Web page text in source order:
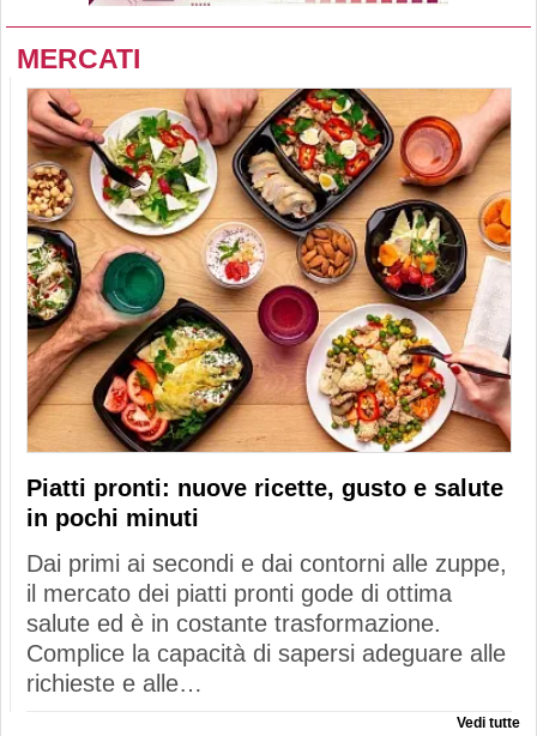
MERCATI
Piatti pronti: nuove ricette, gusto e salute
in pochi minuti
Dai primi ai secondi e dai contorni alle zuppe,
il mercato dei piatti pronti gode di ottima
salute ed è in costante trasformazione.
Complice la capacità di sapersi adeguare alle
richieste e alle…
Vedi tutte